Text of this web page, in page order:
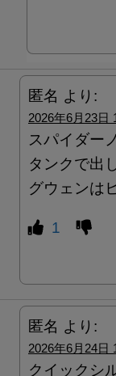
匿名 より:
2026年6月23日
スパイダー
タンクで出
グウェンは
1
匿名 より:
2026年6月24日
クイックシ